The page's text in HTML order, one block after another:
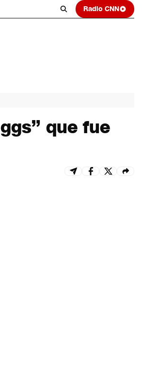
Radio CNN
que fue